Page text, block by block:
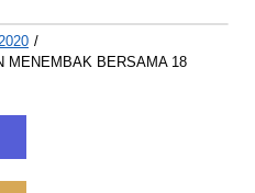
/
MENEMBAK BERSAMA 18